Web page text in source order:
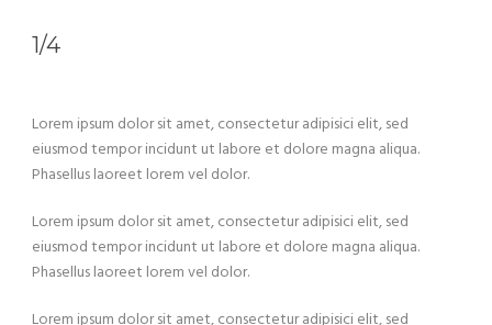
1/4
Lorem ipsum dolor sit amet, consectetur adipisici elit, sed
eiusmod tempor incidunt ut labore et dolore magna aliqua.
Phasellus laoreet lorem vel dolor.
Lorem ipsum dolor sit amet, consectetur adipisici elit, sed
eiusmod tempor incidunt ut labore et dolore magna aliqua.
Phasellus laoreet lorem vel dolor.